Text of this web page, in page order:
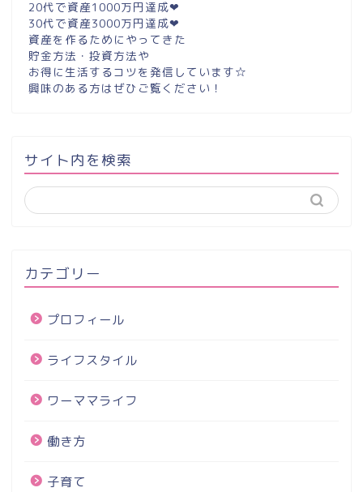
20代で資産1000万円達成❤︎
30代で資産3000万円達成❤︎
資産を作るためにやってきた
貯金方法・投資方法や
お得に生活するコツを発信しています☆
興味のある方はぜひご覧ください！
サイト内を検索
カテゴリー
プロフィール
ライフスタイル
ワーママライフ
働き方
子育て